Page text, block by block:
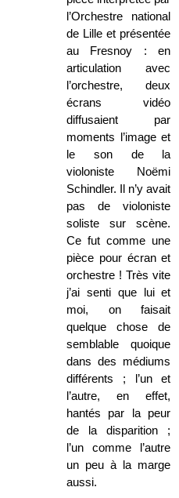
l’Orchestre national
de Lille et présentée
au Fresnoy : en
articulation avec
l’orchestre, deux
écrans vidéo
diffusaient par
moments l’image et
le son de la
violoniste Noëmi
Schindler. Il n’y avait
pas de violoniste
soliste sur scène.
Ce fut comme une
pièce pour écran et
orchestre ! Très vite
j’ai senti que lui et
moi, on faisait
quelque chose de
semblable quoique
dans des médiums
différents ; l’un et
l’autre, en effet,
hantés par la peur
de la disparition ;
l’un comme l’autre
un peu à la marge
aussi.